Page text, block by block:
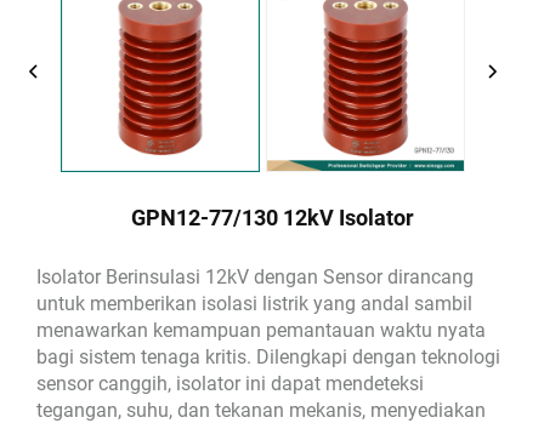
GPN12-77/130 12kV Isolator
Isolator Berinsulasi 12kV dengan Sensor dirancang
untuk memberikan isolasi listrik yang andal sambil
menawarkan kemampuan pemantauan waktu nyata
bagi sistem tenaga kritis. Dilengkapi dengan teknologi
sensor canggih, isolator ini dapat mendeteksi
tegangan, suhu, dan tekanan mekanis, menyediakan